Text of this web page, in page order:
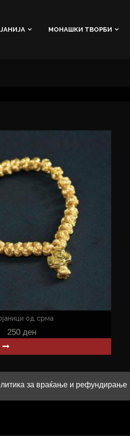
МОНАШКИ ТВОРБИ
од срма
250 ден
за враќање и рефундирање